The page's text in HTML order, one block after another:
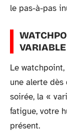
le pas-à-pas
Le
une alerte dès
soirée, la «
fatigue, votre
présent.